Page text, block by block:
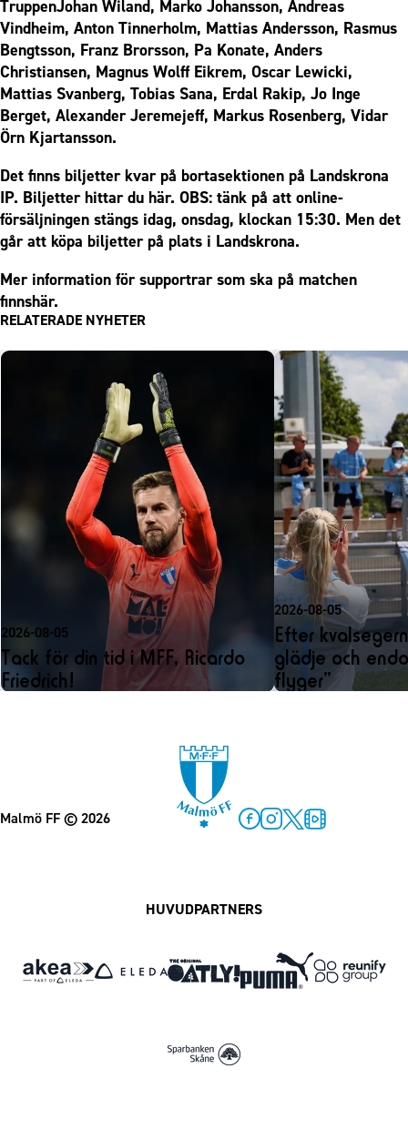
TruppenJohan Wiland, Marko Johansson, Andreas
Vindheim, Anton Tinnerholm, Mattias Andersson, Rasmus
Bengtsson, Franz Brorsson, Pa Konate, Anders
Christiansen, Magnus Wolff Eikrem, Oscar Lewicki,
Mattias Svanberg, Tobias Sana, Erdal Rakip, Jo Inge
Berget, Alexander Jeremejeff, Markus Rosenberg, Vidar
Örn Kjartansson.
Det finns biljetter kvar på bortasektionen på Landskrona
IP. Biljetter hittar du här. OBS: tänk på att online-
försäljningen stängs idag, onsdag, klockan 15:30. Men det
går att köpa biljetter på plats i Landskrona.
Mer information för supportrar som ska på matchen
finnshär.
RELATERADE NYHETER
2026-08-05
Tack för din tid i MFF, Ricardo
Friedrich!
2026-08-05
Efter
glädje och
flyger”
Malmö FF© 2026
HUVUDPARTNERS